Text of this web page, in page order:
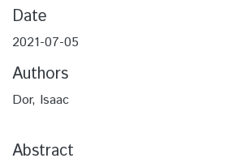
Date
2021-07-05
Authors
Dor, Isaac
Abstract